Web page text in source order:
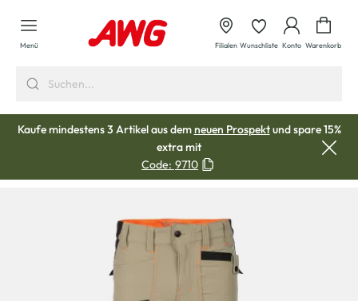
springen
Menü Filialen Wunschliste Konto Warenkorb
Kaufe mindestens 3 Artikel aus demneuen Prospektund spare 15%
extra mit
Code: 9710